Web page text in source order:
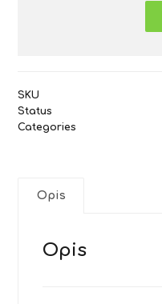
SKU
Status
Categories
Opis
Opis